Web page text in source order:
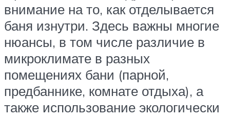
внимание на то, как отделывается
баня изнутри. Здесь важны многие
нюансы, в том числе различие в
микроклимате в разных
помещениях бани (парной,
предбаннике, комнате отдыха), а
также использование экологически